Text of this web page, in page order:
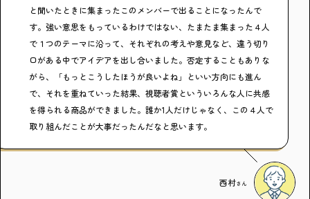
と聞いたときに集まったこのメンバーで出ることになったんで
す。強い意思をもっているわけではない、たまたま集まった４人
で１つのテーマに沿って、それぞれの考えや意見など、違う切り
口がある中でアイデアを出し合いました。否定することもありな
がら、「もっとこうしたほうが良いよね」といい方向にも進ん
で、それを重ねていった結果、視聴者賞といういろんな人に共感
を得られる商品ができました。誰か1人だけじゃなく、この４人で
取り組んだことが大事だったんだなと思います。
西村さん